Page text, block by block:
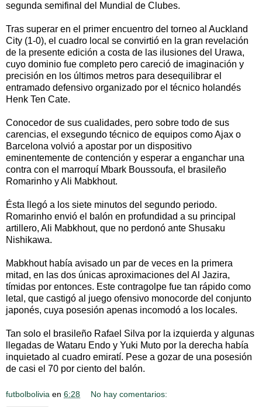
segunda semifinal del Mundial de Clubes.
Tras superar en el primer encuentro del torneo al Auckland
City (1-0), el cuadro local se convirtió en la gran revelación
de la presente edición a costa de las ilusiones del Urawa,
cuyo dominio fue completo pero careció de imaginación y
precisión en los últimos metros para desequilibrar el
entramado defensivo organizado por el técnico holandés
Henk Ten Cate.
Conocedor de sus cualidades, pero sobre todo de sus
carencias, el exsegundo técnico de equipos como Ajax o
Barcelona volvió a apostar por un dispositivo
eminentemente de contención y esperar a enganchar una
contra con el marroquí Mbark Boussoufa, el brasileño
Romarinho y Ali Mabkhout.
Ésta llegó a los siete minutos del segundo periodo.
Romarinho envió el balón en profundidad a su principal
artillero, Ali Mabkhout, que no perdonó ante Shusaku
Nishikawa.
Mabkhout había avisado un par de veces en la primera
mitad, en las dos únicas aproximaciones del Al Jazira,
tímidas por entonces. Este contragolpe fue tan rápido como
letal, que castigó al juego ofensivo monocorde del conjunto
japonés, cuya posesión apenas incomodó a los locales.
Tan solo el brasileño Rafael Silva por la izquierda y algunas
llegadas de Wataru Endo y Yuki Muto por la derecha había
inquietado al cuadro emiratí. Pese a gozar de una posesión
de casi el 70 por ciento del balón.
futbolbolivia en 6:28 No hay comentarios: